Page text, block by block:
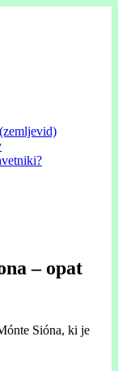
– opat
Sióna, ki je